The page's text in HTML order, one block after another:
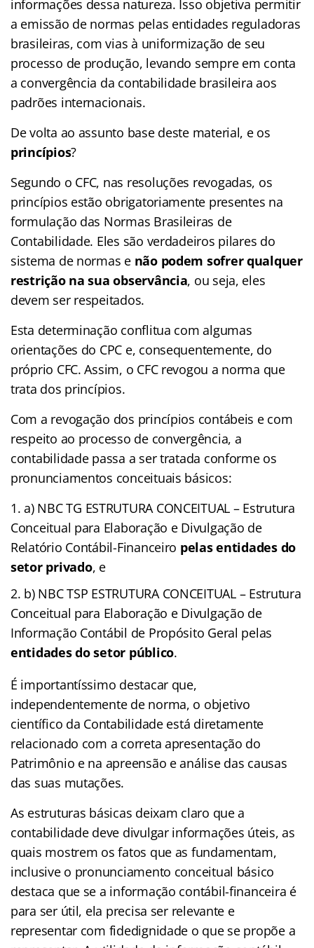
informações dessa natureza. Isso objetiva permitir
a emissão de normas pelas entidades reguladoras
brasileiras, com vias à uniformização de seu
processo de produção, levando sempre em conta
a convergência da contabilidade brasileira aos
padrões internacionais.
De volta ao assunto base deste material, e os
princípios?
Segundo o CFC, nas resoluções revogadas, os
princípios estão obrigatoriamente presentes na
formulação das Normas Brasileiras de
Contabilidade. Eles são verdadeiros pilares do
sistema de normas e não podem sofrer qualquer
restrição na sua observância, ou seja, eles
devem ser respeitados.
Esta determinação conflitua com algumas
orientações do CPC e, consequentemente, do
próprio CFC. Assim, o CFC revogou a norma que
trata dos princípios.
Com a revogação dos princípios contábeis e com
respeito ao processo de convergência, a
contabilidade passa a ser tratada conforme os
pronunciamentos conceituais básicos:
a) NBC TG ESTRUTURA CONCEITUAL – Estrutura
Conceitual para Elaboração e Divulgação de
Relatório Contábil-Financeiro pelas entidades do
setor privado, e
b) NBC TSP ESTRUTURA CONCEITUAL – Estrutura
Conceitual para Elaboração e Divulgação de
Informação Contábil de Propósito Geral pelas
entidades do setor público.
É importantíssimo destacar que,
independentemente de norma, o objetivo
científico da Contabilidade está diretamente
relacionado com a correta apresentação do
Patrimônio e na apreensão e análise das causas
das suas mutações.
As estruturas básicas deixam claro que a
contabilidade deve divulgar informações úteis, as
quais mostrem os fatos que as fundamentam,
inclusive o pronunciamento conceitual básico
destaca que se a informação contábil-financeira é
para ser útil, ela precisa ser relevante e
representar com fidedignidade o que se propõe a